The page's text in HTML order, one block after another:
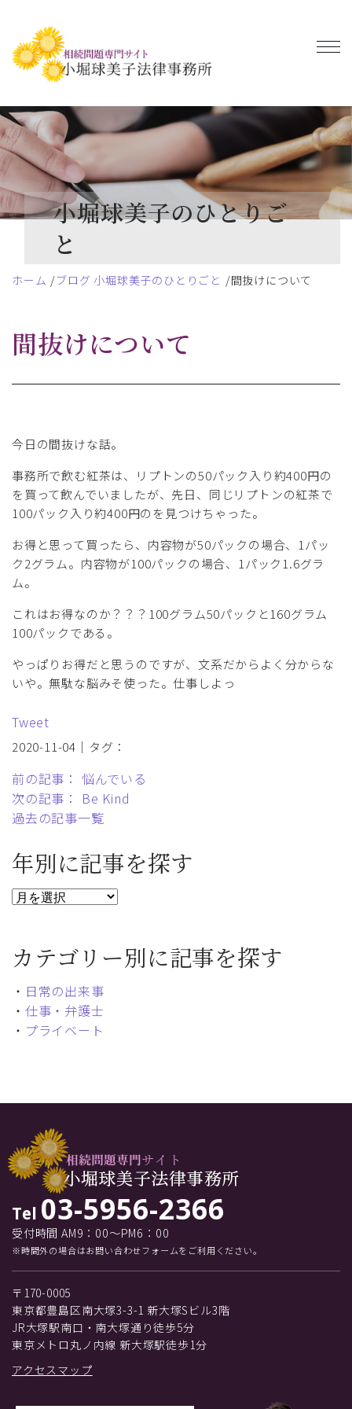
小堀球美子のひとりご
と
ホーム ブログ 小堀球美子のひとりごと 間抜けについて
間抜けについて
今日の間抜けな話。
事務所で飲む紅茶は、リプトンの50パック入り約400円の
を買って飲んでいましたが、先日、同じリプトンの紅茶で
100パック入り約400円のを見つけちゃった。
お得と思って買ったら、内容物が50パックの場合、1パッ
ク2グラム。内容物が100パックの場合、1パック1.6グラ
ム。
これはお得なのか？？？100グラム50パックと160グラム
100パックである。
やっぱりお得だと思うのですが、文系だからよく分からな
いや。無駄な脳みそ使った。仕事しよっ
Tweet
2020-11-04｜タグ：
前の記事： 悩んでいる
次の記事： Be Kind
過去の記事一覧
年別に記事を探す
カテゴリー別に記事を探す
・ 日常の出来事
・ 仕事・弁護士
・ プライベート
Tel 03-5956-2366
受付時間 AM9：00～PM6：00
※時間外の場合はお問い合わせフォームをご利用ください。
〒170-0005
東京都豊島区南大塚3-3-1 新大塚Sビル3階
JR大塚駅南口・南大塚通り徒歩5分
東京メトロ丸ノ内線 新大塚駅徒歩1分
アクセスマップ